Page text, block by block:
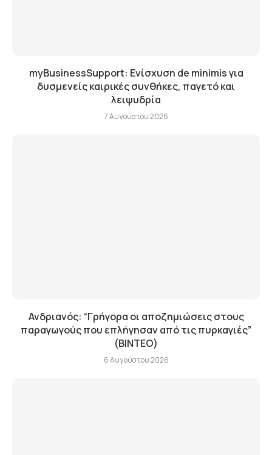
myBusinessSupport: Ενίσχυση de minimis για
δυσμενείς καιρικές συνθήκες, παγετό και
λειψυδρία
7 Αυγούστου 2026
Ανδριανός: “Γρήγορα οι αποζημιώσεις στους
παραγωγούς που επλήγησαν από τις πυρκαγιές”
(BINTEO)
6 Αυγούστου 2026